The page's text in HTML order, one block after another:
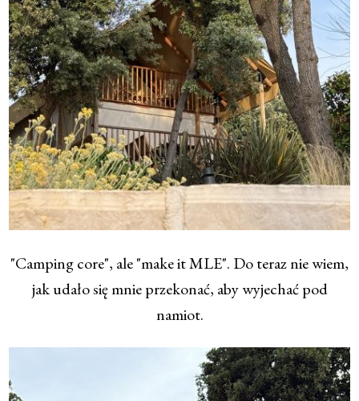
"Camping core", ale "make it MLE". Do teraz nie wiem,
jak udało się mnie przekonać, aby wyjechać pod
namiot.